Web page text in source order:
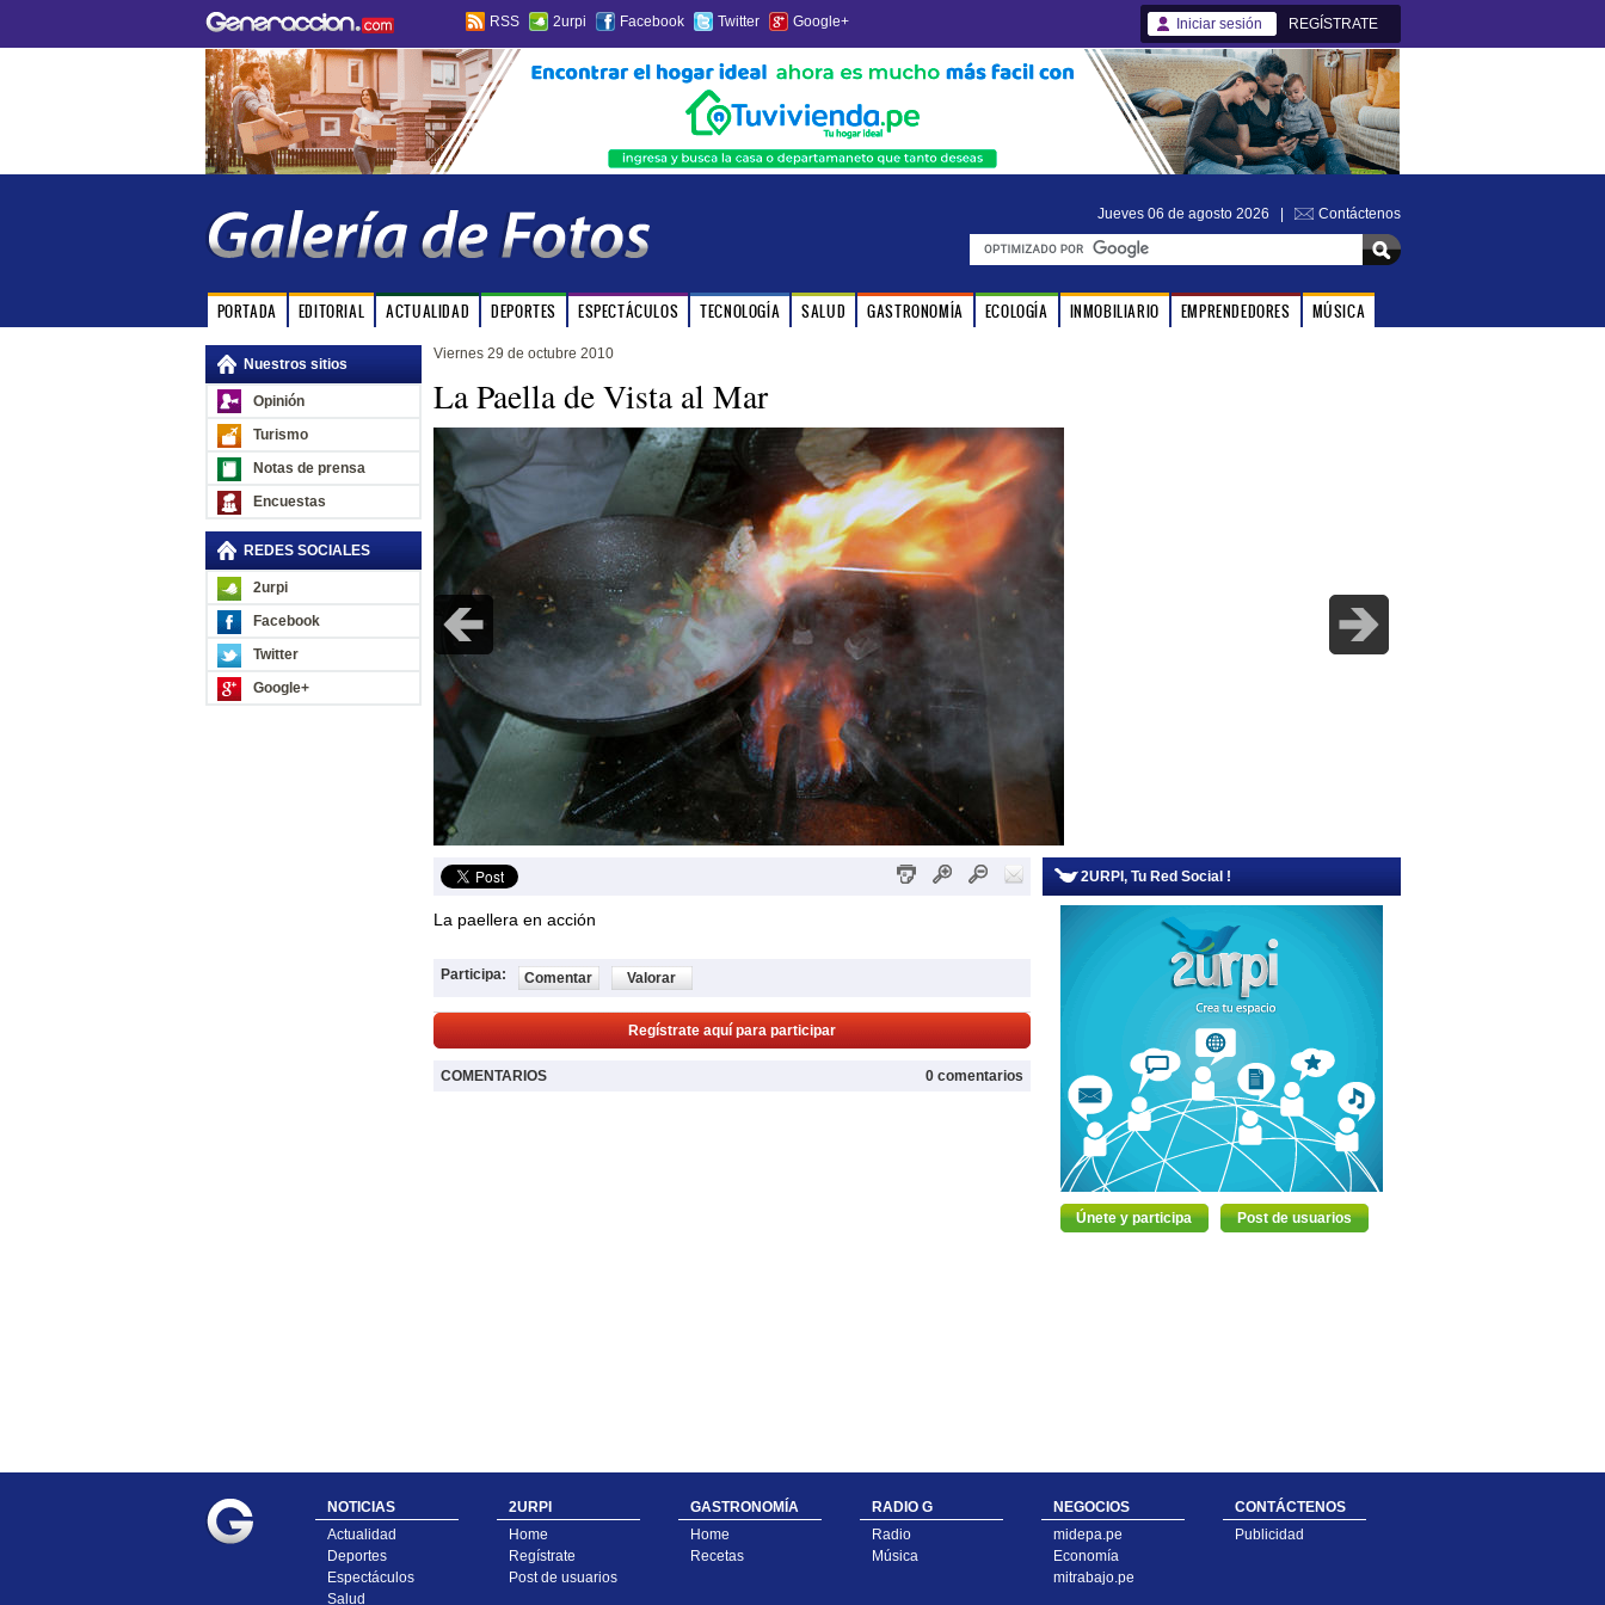
RSS 2urpi Facebook Twitter Google+ Iniciar sesión REGÍSTRATE
Jueves 06 de agosto 2026 | Contáctenos
PORTADA EDITORIAL ACTUALIDAD DEPORTES ESPECTÁCULOS TECNOLOGÍA SALUD GASTRONOMÍA ECOLOGÍA INMOBILIARIO EMPRENDEDORES MÚSICA
Nuestros sitios
Opinión
Turismo
Notas de prensa
Encuestas
REDES SOCIALES
2urpi
Facebook
Twitter
Google+
Viernes 29 de octubre 2010
La Paella de Vista al Mar
La paellera en acción
Participa: Comentar Valorar
Regístrate aquí para participar
COMENTARIOS 0 comentarios
2URPI, Tu Red Social !
Únete y participa Post de usuarios
NOTICIAS
Actualidad
Deportes
Espectáculos
Salud
2URPI
Home
Regístrate
Post de usuarios
GASTRONOMÍA
Home
Recetas
RADIO G
Radio
Música
NEGOCIOS
midepa.pe
Economía
mitrabajo.pe
CONTÁCTENOS
Publicidad